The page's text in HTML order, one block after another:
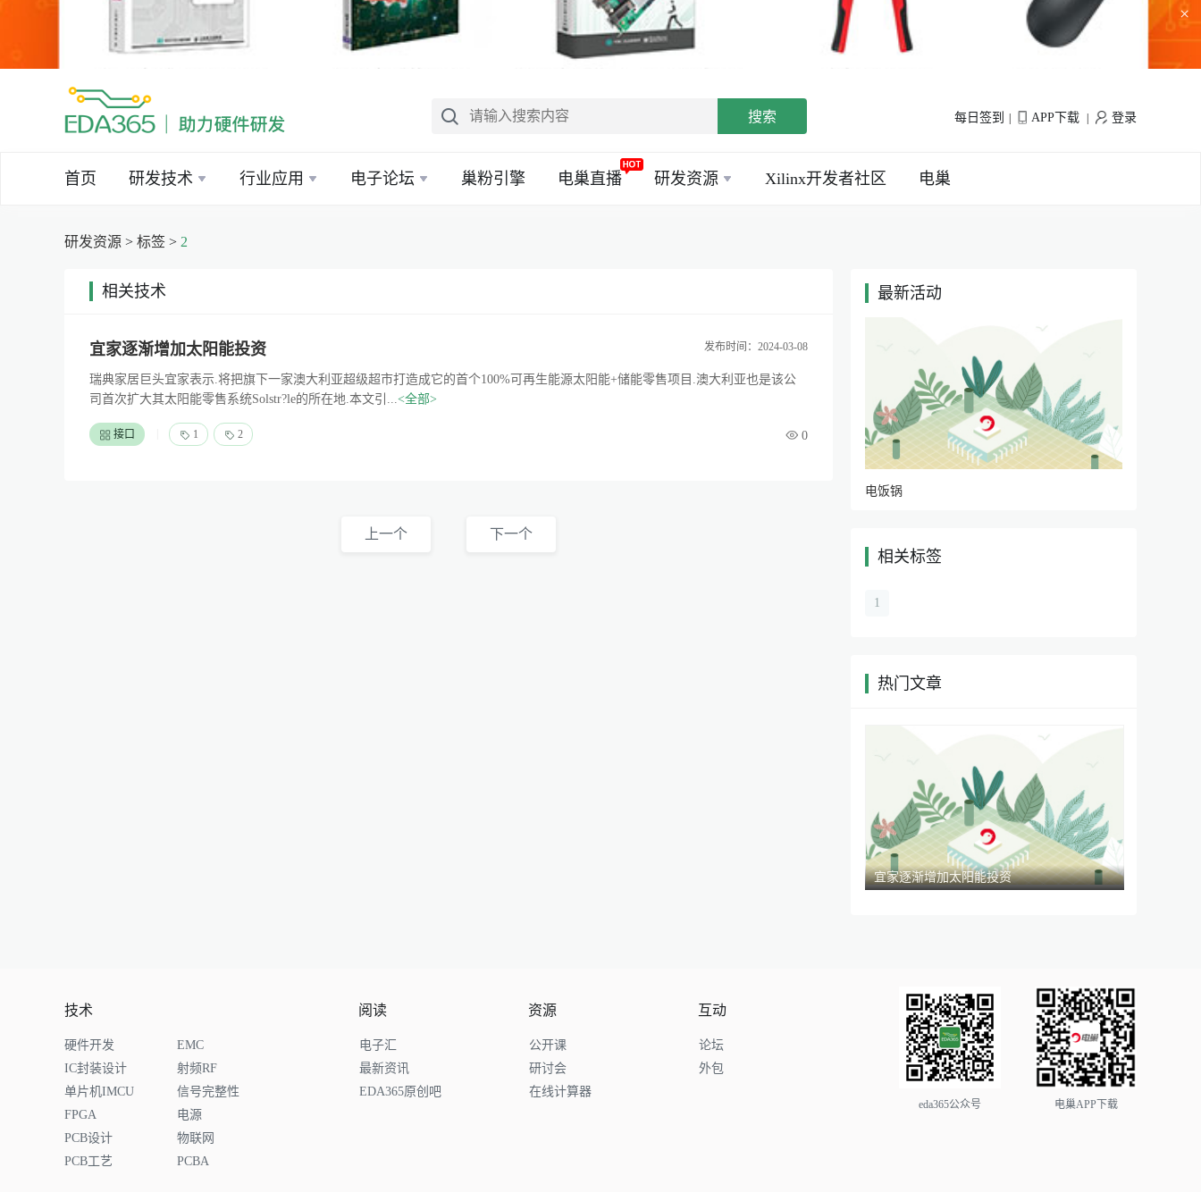
×
搜索 每日签到 APP下载 登录
首页 研发技术 行业应用 电子论坛 巢粉引擎 电巢直播 研发资源 Xilinx开发者社区 电巢
研发资源 > 标签 > 2
相关技术
宜家逐渐增加太阳能投资 发布时间：2024-03-08
瑞典家居巨头宜家表示.将把旗下一家澳大利亚超级超市打造成它的首个100%可再生能源太阳能+储能零售项目.澳大利亚也是该公
司首次扩大其太阳能零售系统Solstr?le的所在地.本文引...<全部>
接口 1 2 0
上一个 下一个
最新活动
电饭锅
相关标签
1
热门文章
宜家逐渐增加太阳能投资
技术
硬件开发
EMC
IC封装设计
射频RF
单片机IMCU
信号完整性
FPGA
电源
PCB设计
物联网
PCB工艺
PCBA
阅读
电子汇
最新资讯
EDA365原创吧
资源
公开课
研讨会
在线计算器
互动
论坛
外包
eda365公众号 电巢APP下载